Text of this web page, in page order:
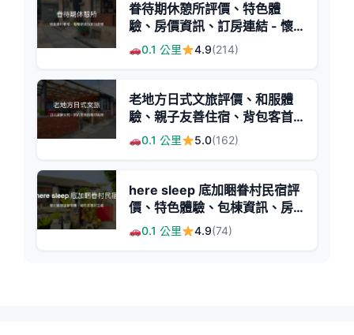
眷待期休憩所評價、特色體
驗、房價資訊、訂房連結 - 懷
舊眷村風格與親切服務
0.1 公里 4.9(214)
老地方日式文旅評價、和服體
驗、親子友善住宿、背包客首
選 - 日式風情與溫馨服務
0.1 公里 5.0(162)
here sleep 底加睏眷村民宿評
價、特色體驗、包棟資訊、房
價與訂房連結 - 眷村風情與寵
0.1 公里 4.9(74)